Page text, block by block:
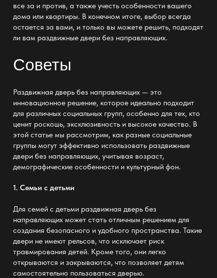
все за и против, а также учесть особенности вашего
дома или квартиры. В конечном итоге, выбор всегда
остается за вами, и только вы можете решить, подходят
ли вам раздвижные двери без направляющих.
Советы
Раздвижная дверь без направляющих — это
инновационное решение, которое идеально подходит
для различных социальных групп, особенно для тех, кто
ценит роскошь, эксклюзивность и высокое качество. В
этой статье мы рассмотрим, как разные социальные
группы могут эффективно использовать раздвижные
двери без направляющих, учитывая возраст,
демографические особенности и культурный фон.
1. Семьи с детьми
Для семей с детьми раздвижная дверь без
направляющих может стать отличным решением для
создания безопасного и удобного пространства. Такие
двери не имеют рельсов, что исключает риск
травмирования детей. Кроме того, они легко
открываются и закрываются, что позволяет детям
самостоятельно пользоваться дверью.